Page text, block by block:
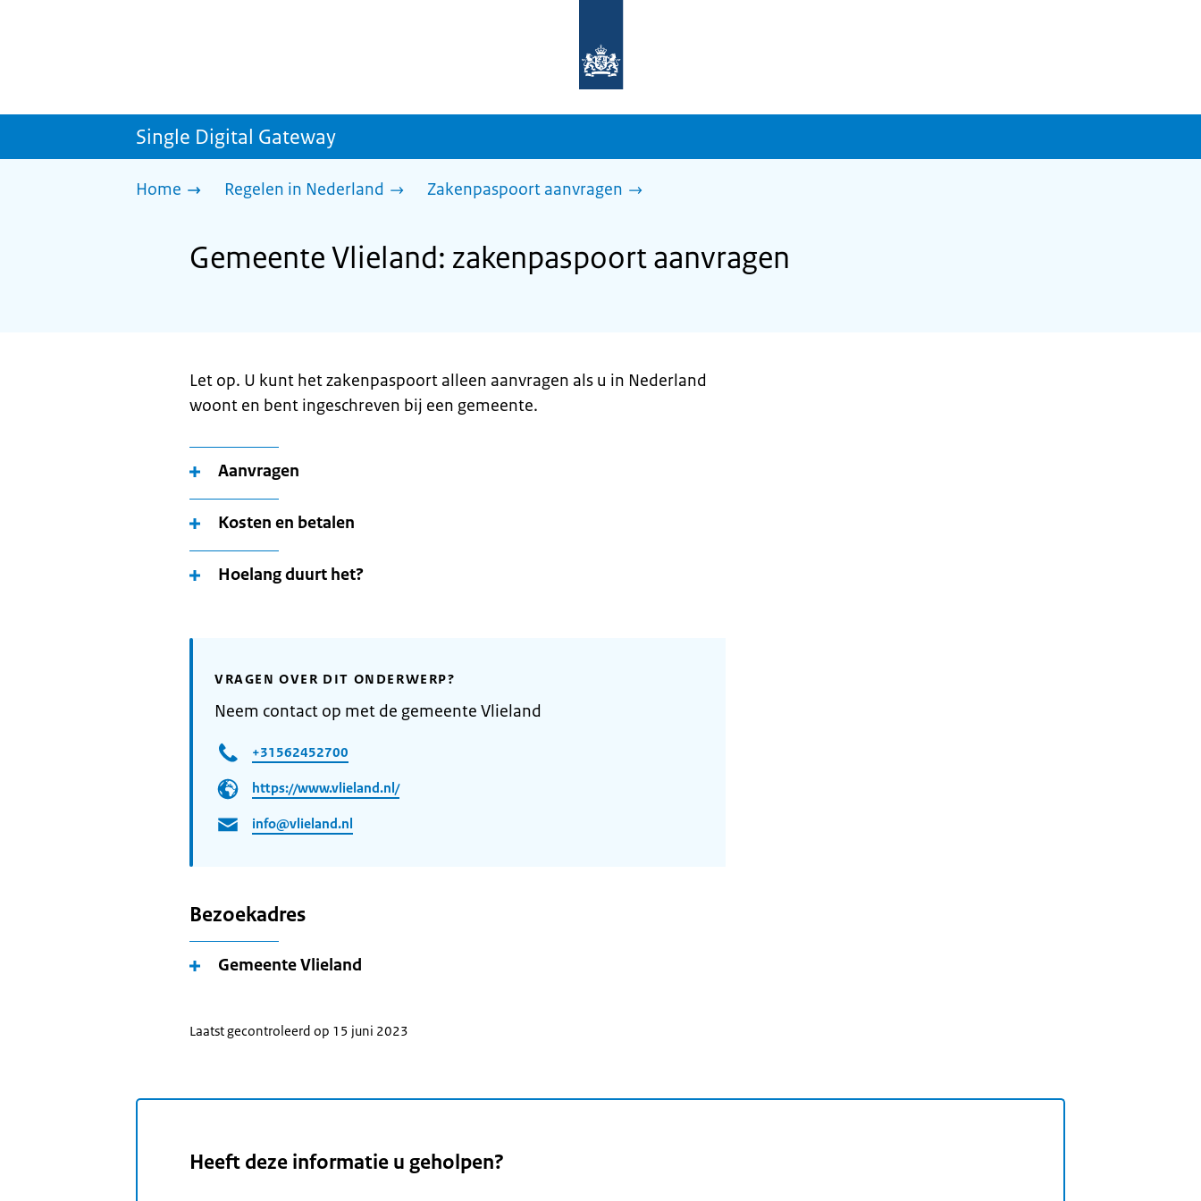
homepage
sdg.rijksoverheid.nl
Single Digital Gateway
Home Regelen in Nederland Zakenpaspoort aanvragen
Gemeente Vlieland: zakenpaspoort aanvragen
Let op. U kunt het zakenpaspoort alleen aanvragen als u in Nederland
woont en bent ingeschreven bij een gemeente.
Aanvragen
Kosten en betalen
Hoelang duurt het?
VRAGEN OVER DIT ONDERWERP?
Neem contact op met de gemeente Vlieland
+31562452700
https://www.vlieland.nl/
info@vlieland.nl
Bezoekadres
Gemeente Vlieland
Laatst gecontroleerd op 15 juni 2023
Heeft deze informatie u geholpen?